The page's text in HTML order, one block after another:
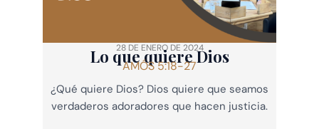
28 DE ENERO DE 2024
Lo que quiere Dios
AMÓS 5:18-27
¿Qué quiere Dios? Dios quiere que seamos
verdaderos adoradores que hacen justicia.